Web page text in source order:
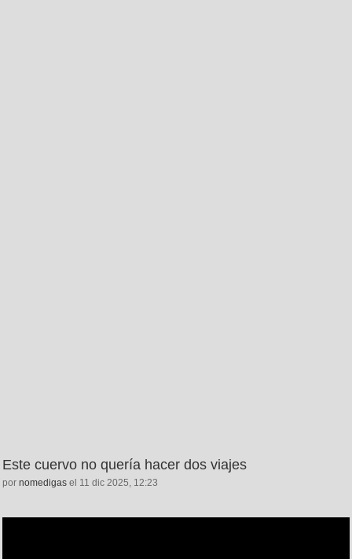
Este cuervo no quería hacer dos viajes
por nomedigas el 11 dic 2025, 12:23